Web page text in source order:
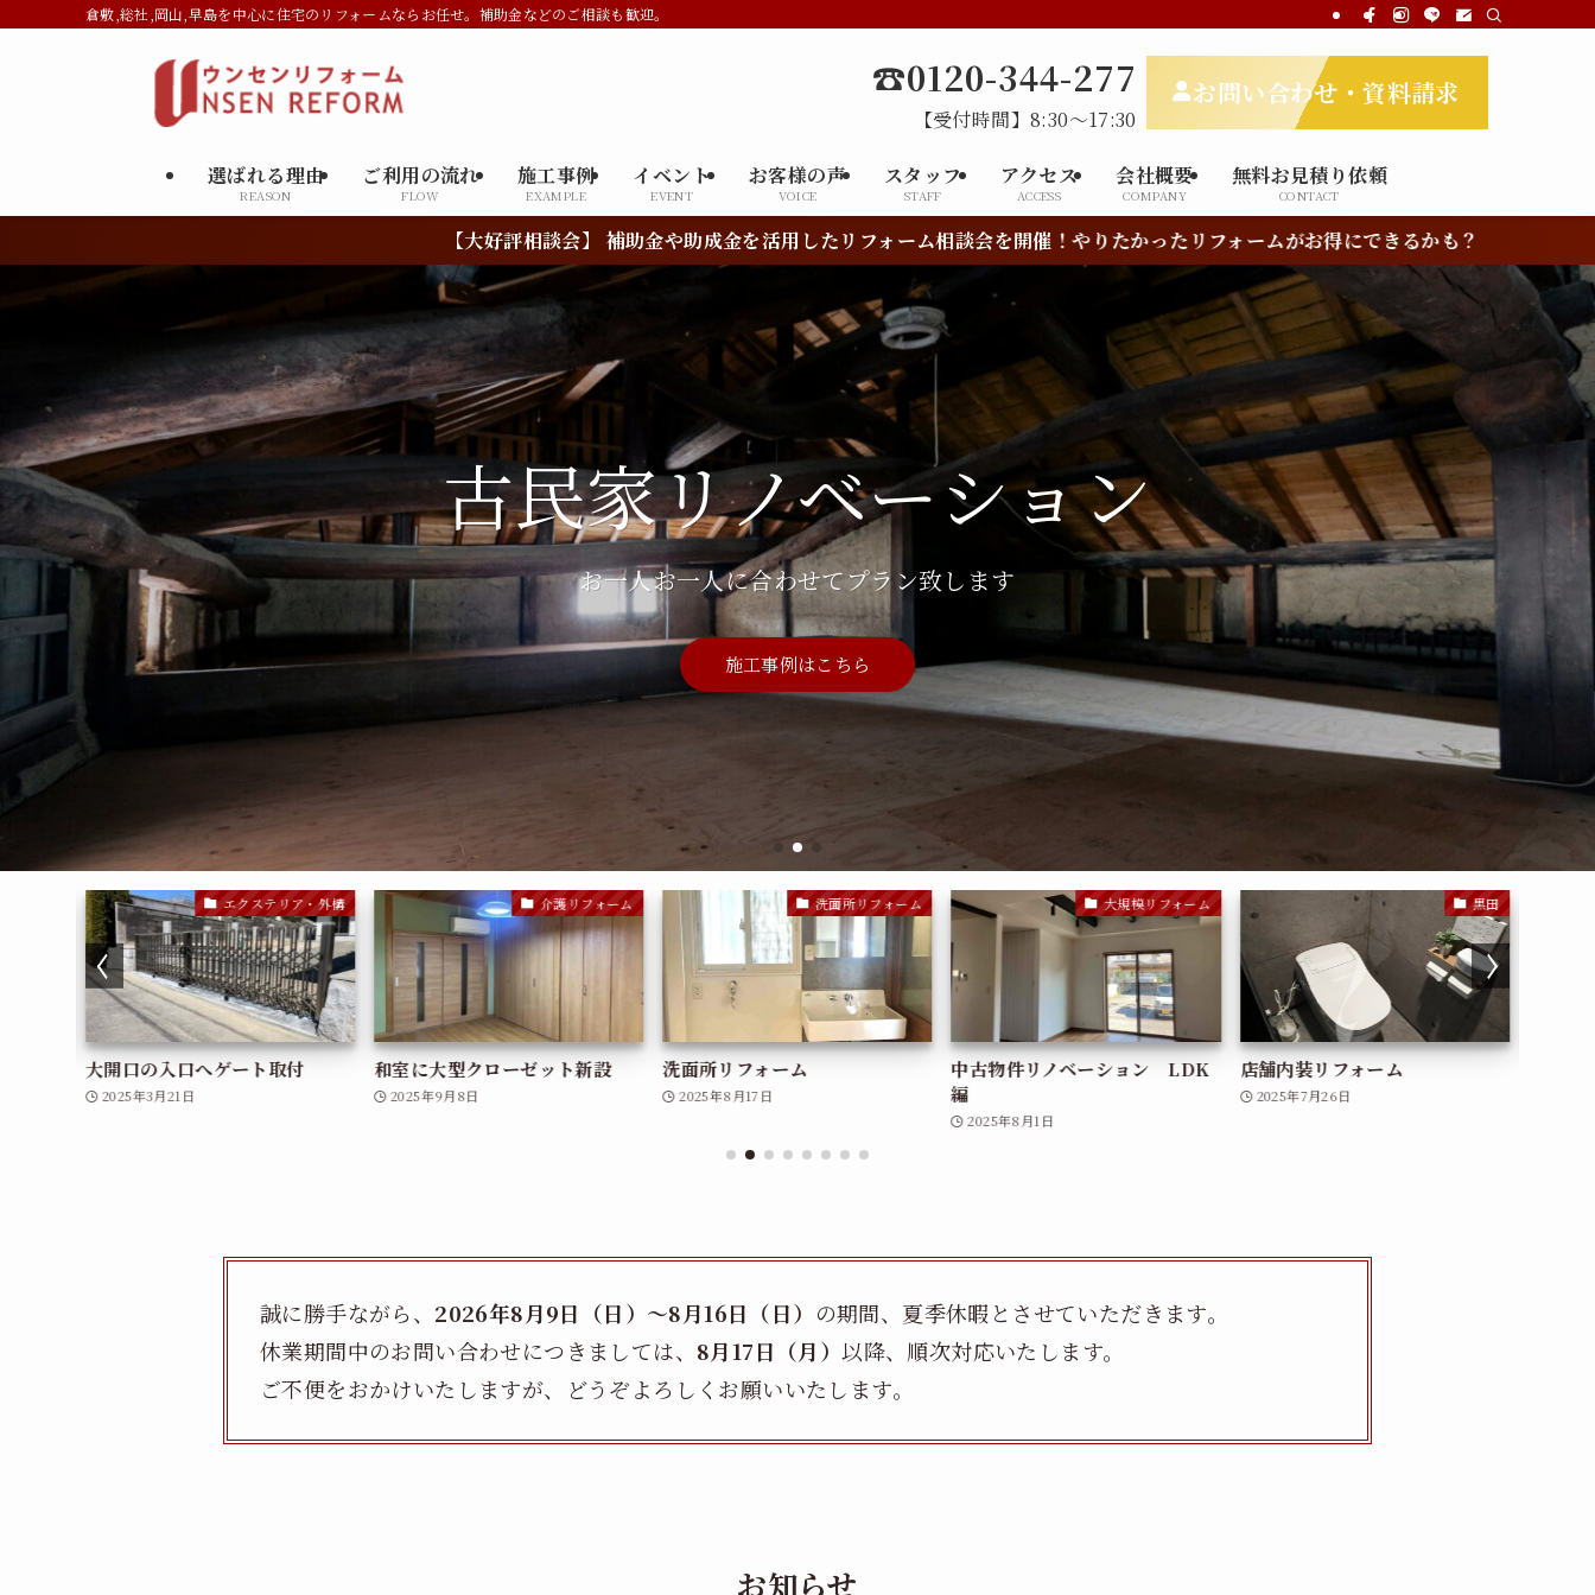
倉敷,総社,岡山,早島を中心に住宅のリフォームならお任せ。補助金などのご相談も歓迎。
選ばれる理由
REASON
ご利用の流れ
FLOW
施工事例
EXAMPLE
イベント
EVENT
お客様の声
VOICE
スタッフ
STAFF
アクセス
ACCESS
会社概要
COMPANY
無料お見積り依頼
CONTACT
☎0120-344-277
【受付時間】8:30～17:30
お問い合わせ・資料請求
【大好評相談会】 補助金や助成金を活用したリフォーム相談会を開催！やりたかったリフォームがお得にできるかも？
水まわりのリフォーム
補助金や助成金のご案内も致します
施工事例はこちら
倉敷のウンセンリフォーム
CMでおなじみの運船建設のリフォーム部
古民家リノベーション
お一人お一人に合わせてプラン致します
施工事例はこちら
施工事例はこちら
エクステリア・外構
大開口の入口へゲート取付
2025年3月21日
介護リフォーム
和室に大型クローゼット新設
2025年9月8日
洗面所リフォーム
洗面所リフォーム
2025年8月17日
大規模リフォーム
中古物件リノベーション LDK
編
2025年8月1日
黒田
店舗内装リフォーム
2025年7月26日
誠に勝手ながら、 2026年8月9日（日）〜8月16日（日） の期間、夏季休暇とさせていただきます。
休業期間中のお問い合わせにつきましては、 8月17日（月）以降、順次対応いたします。
ご不便をおかけいたしますが、どうぞよろしくお願いいたします。
お知らせ